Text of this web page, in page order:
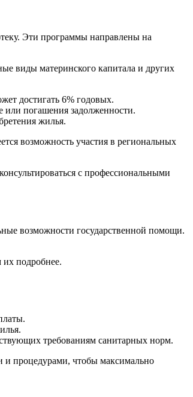
Эти программы направлены на
виды материнского капитала и других
достигать 6% годовых.
или погашения задолженности.
жилья.
возможность участия в региональных
с профессиональными
возможности государственной помощи.
их подробнее.
требованиям санитарных норм.
и процедурами, чтобы максимально